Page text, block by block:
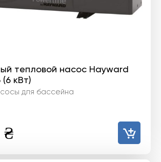
тепловой насос Hayward
кВт)
для бассейна
₴
цена: